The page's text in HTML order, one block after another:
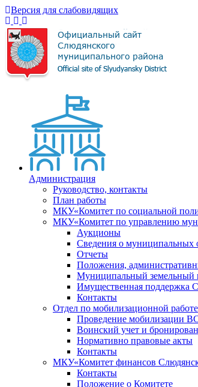
Версия для слабовидящих
Администрация
Руководство, контакты
План работы
МКУ«Комитет по социальной
МКУ«Комитет по управлению
Аукционы
Сведения о муниципальных
Отчеты
Положения,
Муниципальный земельный
Имущественная поддержка
Контакты
Отдел по мобилизационной работе
Проведение мобилизации
Воинский учет и
Нормативно правовые акты
Контакты
МКУ«Комитет финансов
Контакты
Положение о Комитете